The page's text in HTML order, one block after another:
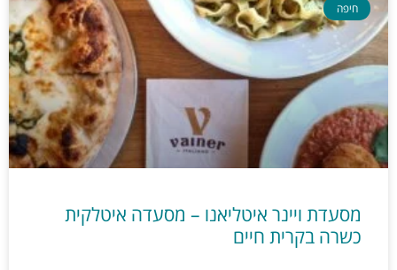
חיפה
מסעדת ויינר איטליאנו – מסעדה איטלקית
כשרה בקרית חיים